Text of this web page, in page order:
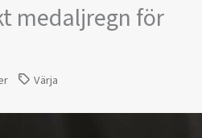
medaljregn för
Värja